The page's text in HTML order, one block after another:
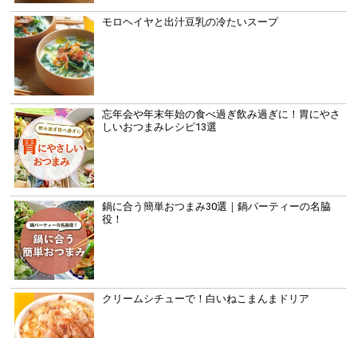
モロヘイヤと出汁豆乳の冷たいスープ
忘年会や年末年始の食べ過ぎ飲み過ぎに！胃にやさ
しいおつまみレシピ13選
鍋に合う簡単おつまみ30選｜鍋パーティーの名脇
役！
クリームシチューで！白いねこまんまドリア